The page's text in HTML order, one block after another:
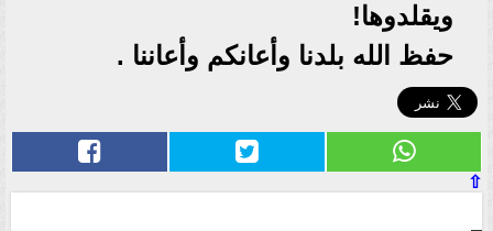
ويقلدوها!
حفظ الله بلدنا وأعانكم وأعاننا .
⇧